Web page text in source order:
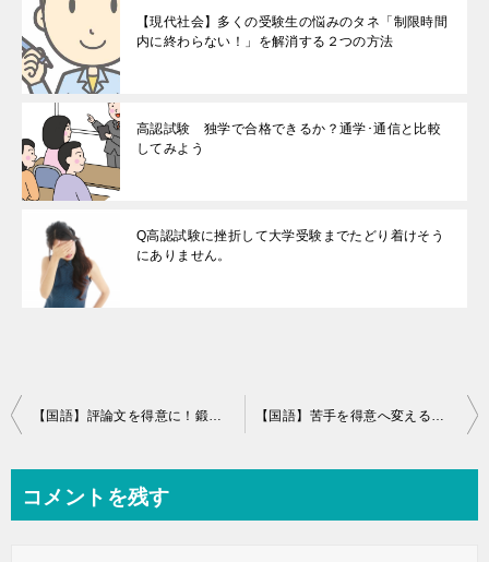
【現代社会】多くの受験生の悩みのタネ「制限時間
内に終わらない！」を解消する２つの方法
高認試験 独学で合格できるか？通学･通信と比較
してみよう
Q高認試験に挫折して大学受験までたどり着けそう
にありません。
投
ビ
【国語】評論文を得意に！鍛えるべき４つの攻略ポイント 【国語】苦手を得意へ変える！漢文の攻略
コメントを残す